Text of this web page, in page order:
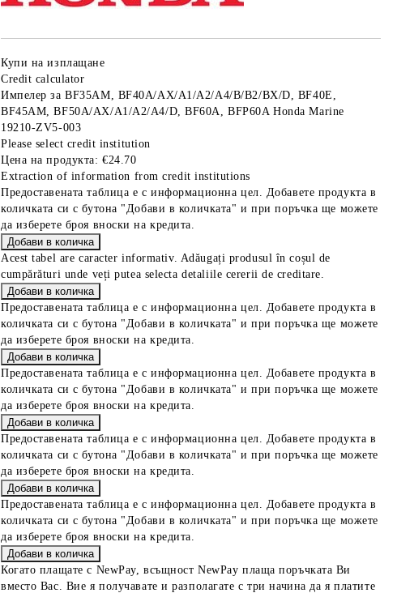
Купи на изплащане
Credit calculator
Импелер за BF35AM, BF40A/AX/A1/A2/A4/B/B2/BX/D, BF40E,
BF45AM, BF50A/AX/A1/A2/A4/D, BF60A, BFP60A Honda Marine
19210-ZV5-003
Please select credit institution
Цена на продукта: €24.70
Extraction of information from credit institutions
Предоставената таблица е с информационна цел. Добавете продукта в
количката си с бутона "Добави в количката" и при поръчка ще можете
да изберете броя вноски на кредита.
Acest tabel are caracter informativ. Adăugați produsul în coșul de
cumpărături unde veți putea selecta detaliile cererii de creditare.
Предоставената таблица е с информационна цел. Добавете продукта в
количката си с бутона "Добави в количката" и при поръчка ще можете
да изберете броя вноски на кредита.
Предоставената таблица е с информационна цел. Добавете продукта в
количката си с бутона "Добави в количката" и при поръчка ще можете
да изберете броя вноски на кредита.
Предоставената таблица е с информационна цел. Добавете продукта в
количката си с бутона "Добави в количката" и при поръчка ще можете
да изберете броя вноски на кредита.
Предоставената таблица е с информационна цел. Добавете продукта в
количката си с бутона "Добави в количката" и при поръчка ще можете
да изберете броя вноски на кредита.
Когато плащате с NewPay, всъщност NewPay плаща поръчката Ви
вместо Вас. Вие я получавате и разполагате с три начина да я платите